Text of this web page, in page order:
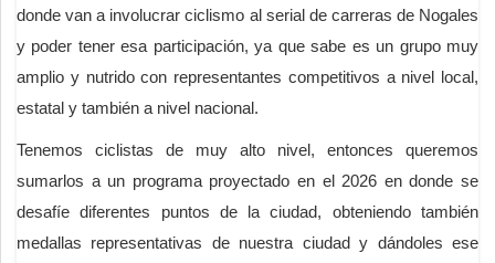
donde van a involucrar ciclismo al serial de carreras de Nogales
y poder tener esa participación, ya que sabe es un grupo muy
amplio y nutrido con representantes competitivos a nivel local,
estatal y también a nivel nacional.
Tenemos ciclistas de muy alto nivel, entonces queremos
sumarlos a un programa proyectado en el 2026 en donde se
desafíe diferentes puntos de la ciudad, obteniendo también
medallas representativas de nuestra ciudad y dándoles ese